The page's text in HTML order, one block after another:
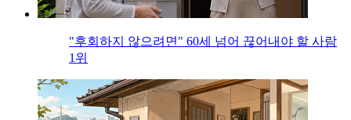
"후회하지 않으려면" 60세 넘어 끊어내야 할 사람
1위